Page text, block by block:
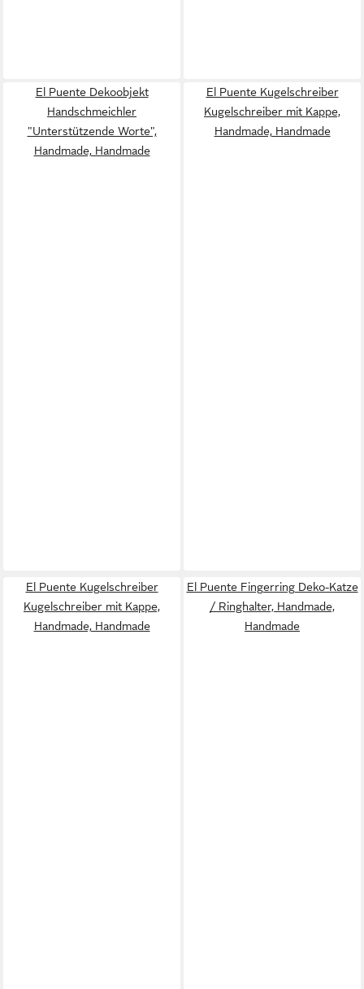
El Puente Dekoobjekt
Handschmeichler
"Unterstützende Worte",
Handmade, Handmade
El Puente Kugelschreiber
Kugelschreiber mit Kappe,
Handmade, Handmade
El Puente Kugelschreiber
Kugelschreiber mit Kappe,
Handmade, Handmade
El Puente Fingerring Deko-Katze
/ Ringhalter, Handmade,
Handmade